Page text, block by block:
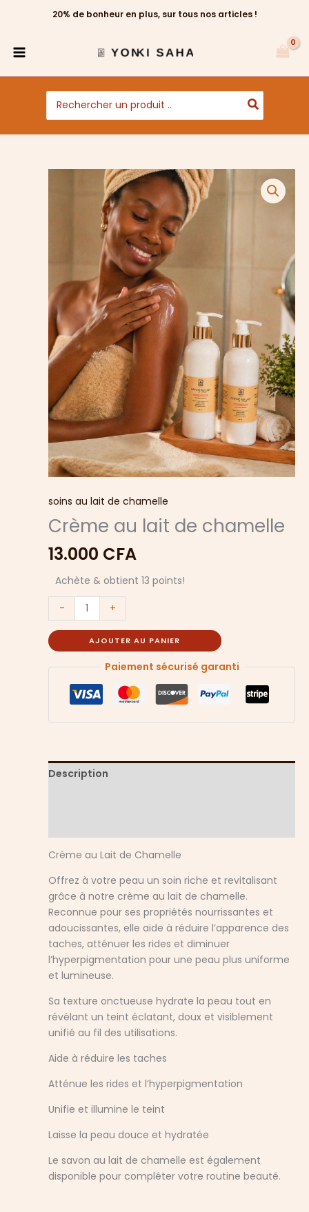
20% de bonheur en plus, sur tous nos articles !
Search
for:
soins au lait de chamelle
Crème au lait de chamelle
13.000 CFA
Achète & obtient 13 points!
-
+
AJOUTER AU PANIER
Paiement sécurisé garanti
Description
Crème au Lait de Chamelle
Offrez à votre peau un soin riche et revitalisant
grâce à notre crème au lait de chamelle.
Reconnue pour ses propriétés nourrissantes et
adoucissantes, elle aide à réduire l’apparence des
taches, atténuer les rides et diminuer
l’hyperpigmentation pour une peau plus uniforme
et lumineuse.
Sa texture onctueuse hydrate la peau tout en
révélant un teint éclatant, doux et visiblement
unifié au fil des utilisations.
Aide à réduire les taches
Atténue les rides et l’hyperpigmentation
Unifie et illumine le teint
Laisse la peau douce et hydratée
Le savon au lait de chamelle est également
disponible pour compléter votre routine beauté.